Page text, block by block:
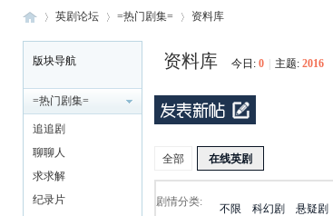
»
英剧论坛 =热门剧集=
›
资料库
版块导航
=热门剧集=
追追剧
聊聊人
求求解
纪录片
资料库 今日: 0 主题: 2016
全部 在线英剧
剧情分类:
不限 科幻剧 悬疑剧